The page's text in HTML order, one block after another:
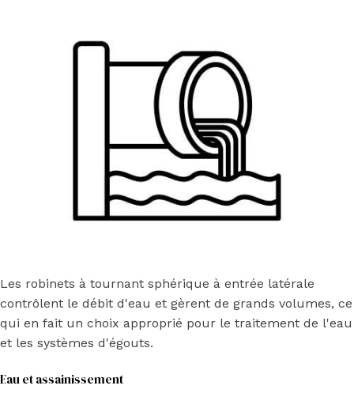
Les robinets à tournant sphérique à entrée latérale
contrôlent le débit d'eau et gèrent de grands volumes, ce
qui en fait un choix approprié pour le traitement de l'eau
et les systèmes d'égouts.
Eau et assainissement